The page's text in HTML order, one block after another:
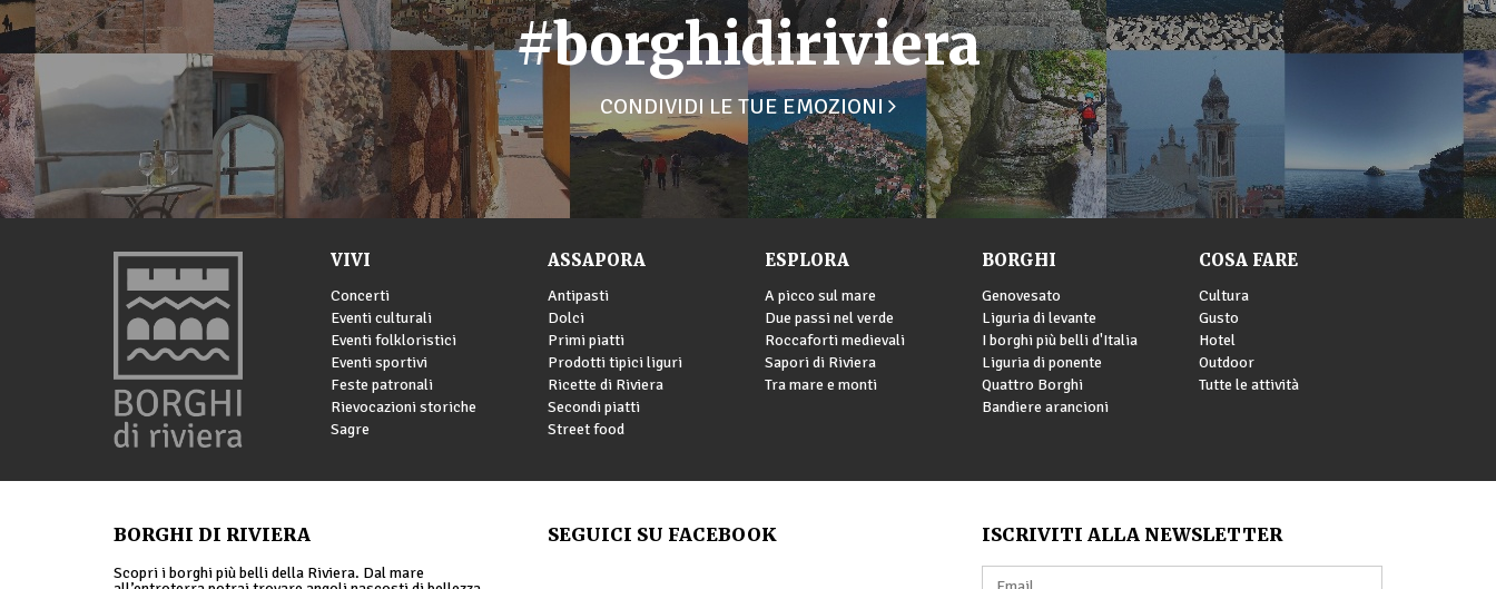
#borghidiriviera
CONDIVIDI LE TUE EMOZIONI
VIVI
Concerti
Eventi culturali
Eventi folkloristici
Eventi sportivi
Feste patronali
Rievocazioni storiche
Sagre
ASSAPORA
Antipasti
Dolci
Primi piatti
Prodotti tipici liguri
Ricette di Riviera
Secondi piatti
Street food
ESPLORA
A picco sul mare
Due passi nel verde
Roccaforti medievali
Sapori di Riviera
Tra mare e monti
BORGHI
Genovesato
Liguria di levante
I borghi più belli d'Italia
Liguria di ponente
Quattro Borghi
Bandiere arancioni
COSA FARE
Cultura
Gusto
Hotel
Outdoor
Tutte le attività
BORGHI DI RIVIERA
Scopri i borghi più belli della Riviera. Dal mare
SEGUICI SU FACEBOOK ISCRIVITI ALLA NEWSLETTER